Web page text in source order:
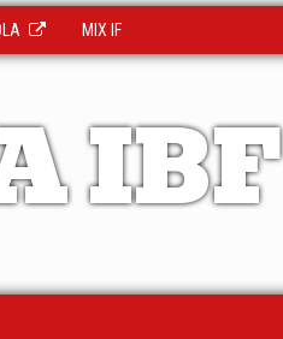
MIX IF
IBF